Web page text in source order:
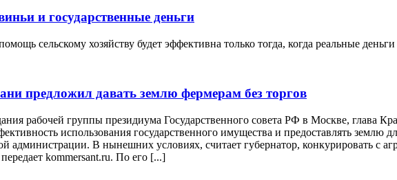
и государственные деньги
сельскому хозяйству будет эффективна только тогда, когда реальные
предложил давать землю фермерам без торгов
рабочей группы президиума Государственного совета РФ в Москве, глава
использования государственного имущества и предоставлять землю
администрации. В нынешних условиях, считает губернатор, конкурировать с
kommersant.ru. По его [...]